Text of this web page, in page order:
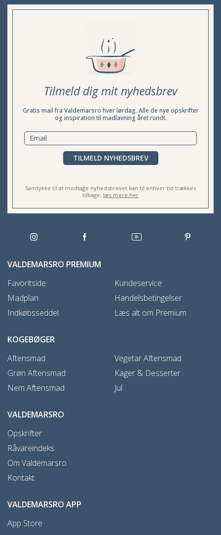
Tilmeld dig mit nyhedsbrev
Gratis mail fra Valdemarsro hver lørdag. Alle de nye opskrifter
og inspiration til madlavning året rundt.
TILMELD NYHEDSBREV
Samtykke til at modtage nyhedsbrevet kan til enhver tid trækkes
tilbage, læs mere her
VALDEMARSRO PREMIUM
Favoritside
Madplan
Indkøbsseddel
Kundeservice
Handelsbetingelser
Læs alt om Premium
KOGEBØGER
Aftensmad
Grøn Aftensmad
Nem Aftensmad
Vegetar Aftensmad
Kager & Desserter
Jul
VALDEMARSRO
Opskrifter
Råvareindeks
Om Valdemarsro
Kontakt
VALDEMARSRO APP
App Store